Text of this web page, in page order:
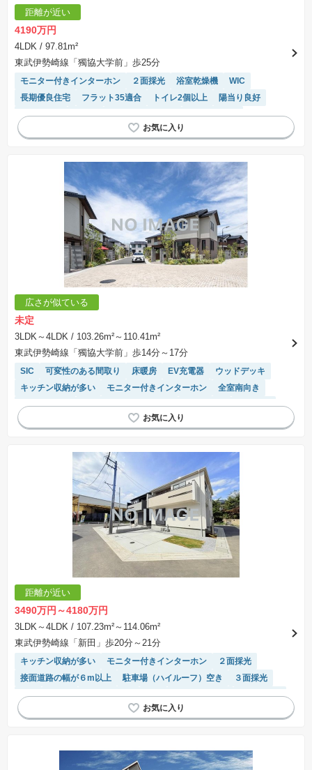
距離が近い
4190万円
4LDK / 97.81m²
東武伊勢崎線「獨協大学前」歩25分
モニター付きインターホン ２面採光 浴室乾燥機
WIC
長期優良住宅
フラット35適合 トイレ2個以上
陽当り良好
窓付き浴室
平坦地 システムキッチン
閑静な住宅地
対面キッチン
温水洗浄便座
広さが似ている
未定
3LDK～4LDK / 103.26m²～110.41m²
東武伊勢崎線「獨協大学前」歩14分～17分
SIC 可変性のある間取り 床暖房 EV充電器
ウッドデッキ
キッチン収納が多い
モニター付きインターホン
全室南向き
高機能トイレ
接面道路の幅が６m以上 浴室乾燥機
３面採光
WIC
長期優良住宅 角地
トイレ2個以上
距離が近い
3490万円～4180万円
3LDK～4LDK / 107.23m²～114.06m²
東武伊勢崎線「新田」歩20分～21分
キッチン収納が多い モニター付きインターホン
２面採光
接面道路の幅が６m以上
駐車場（ハイルーフ）空き
３面採光
WIC
食洗機 長期優良住宅 角地 トイレ2個以上
陽当り良好
窓付き浴室
システムキッチン 対面キッチン